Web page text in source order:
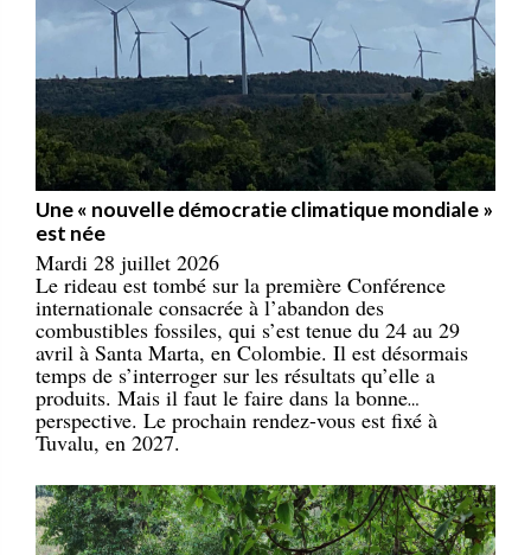
Une « nouvelle démocratie climatique mondiale »
est née
Mardi 28 juillet 2026
Le rideau est tombé sur la première Conférence
internationale consacrée à l’abandon des
combustibles fossiles, qui s’est tenue du 24 au 29
avril à Santa Marta, en Colombie. Il est désormais
temps de s’interroger sur les résultats qu’elle a
produits. Mais il faut le faire dans la bonne
perspective. Le prochain rendez-vous est fixé à
Tuvalu, en 2027.